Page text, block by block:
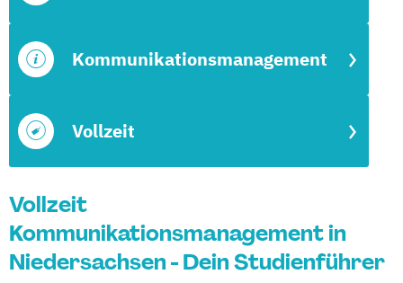
Vollzeit
Kommunikationsmanagement
Vollzeit
Kommunikationsmanagement in
Niedersachsen - Dein Studienführer